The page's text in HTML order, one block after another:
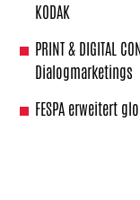
KODAK
PRINT & DIGITAL
Dialogmarketings
FESPA erweitert